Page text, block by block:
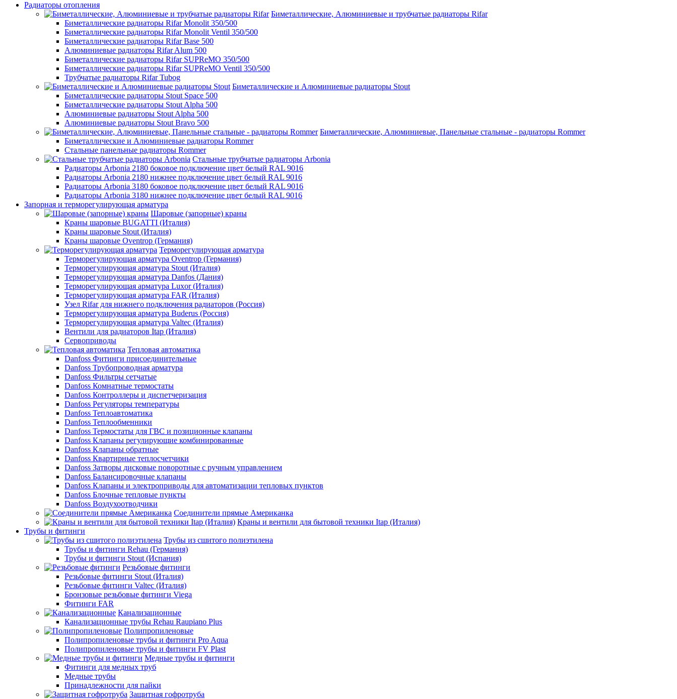
Радиаторы отопления
Биметаллические, Алюминиевые и трубчатые радиаторы Rifar
Биметаллические радиаторы Rifar Monolit 350/500
Биметаллические радиаторы Rifar Monolit Ventil 350/500
Биметаллические радиаторы Rifar Base 500
Алюминиевые радиаторы Rifar Alum 500
Биметаллические радиаторы Rifar SUPReMO 350/500
Биметаллические радиаторы Rifar SUPReMO Ventil 350/500
Трубчатые радиаторы Rifar Tubog
Биметаллические и Алюминиевые радиаторы Stout
Биметаллические радиаторы Stout Space 500
Биметаллические радиаторы Stout Alpha 500
Алюминиевые радиаторы Stout Alpha 500
Алюминиевые радиаторы Stout Bravo 500
Биметаллические, Алюминиевые, Панельные стальные - радиаторы Rommer
Биметаллические и Алюминиевые радиаторы Rommer
Стальные панельные радиаторы Rommer
Стальные трубчатые радиаторы Arbonia
Радиаторы Arbonia 2180 боковое подключение цвет белый RAL 9016
Радиаторы Arbonia 2180 нижнее подключение цвет белый RAL 9016
Радиаторы Arbonia 3180 боковое подключение цвет белый RAL 9016
Радиаторы Arbonia 3180 нижнее подключение цвет белый RAL 9016
Запорная и терморегулирующая арматура
Шаровые (запорные) краны
Краны шаровые BUGATTI (Италия)
Краны шаровые Stout (Италия)
Краны шаровые Oventrop (Германия)
Терморегулирующая арматура
Терморегулирующая арматура Oventrop (Германия)
Терморегулирующая арматура Stout (Италия)
Терморегулирующая арматура Danfos (Дания)
Терморегулирующая арматура Luxor (Италия)
Терморегулирующая арматура FAR (Италия)
Узел Rifar для нижнего подключения радиаторов (Россия)
Терморегулирующая арматура Buderus (Россия)
Терморегулирующая арматура Valtec (Италия)
Вентили для радиаторов Itap (Италия)
Сервоприводы
Тепловая автоматика
Danfoss Фитинги присоединительные
Danfoss Трубопроводная арматура
Danfoss Фильтры сетчатые
Danfoss Комнатные термостаты
Danfoss Контроллеры и диспетчеризация
Danfoss Регуляторы температуры
Danfoss Теплоавтоматика
Danfoss Теплообменники
Danfoss Термостаты для ГВС и позиционные клапаны
Danfoss Клапаны регулирующие комбинированные
Danfoss Клапаны обратные
Danfoss Квартирные теплосчетчики
Danfoss Затворы дисковые поворотные с ручным управлением
Danfoss Балансировочные клапаны
Danfoss Клапаны и электроприводы для автоматизации тепловых пунктов
Danfoss Блочные тепловые пункты
Danfoss Воздухоотводчики
Соединители прямые Американка
Краны и вентили для бытовой техники Itap (Италия)
Трубы и фитинги
Трубы из сшитого полиэтилена
Трубы и фитинги Rehau (Германия)
Трубы и фитинги Stout (Испания)
Резьбовые фитинги
Резьбовые фитинги Stout (Италия)
Резьбовые фитинги Valtec (Италия)
Бронзовые резьбовые фитинги Viega
Фитинги FAR
Канализационные
Канализационные трубы Rehau Raupiano Plus
Полипропиленовые
Полипропиленовые трубы и фитинги Pro Aqua
Полипропиленовые трубы и фитинги FV Plast
Медные трубы и фитинги
Фитинги для медных труб
Медные трубы
Принадлежности для пайки
Защитная гофротруба